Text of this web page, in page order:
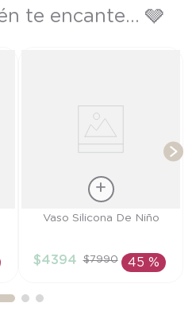
te encante... 🩶
Talla
AÑADIR AL
Vaso Silicona De Niño
$4394 $7990 45 %